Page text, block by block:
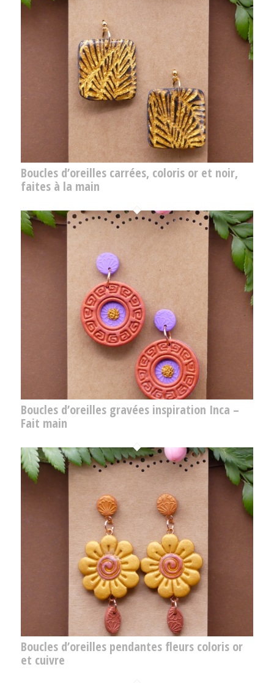
Boucles d’oreilles carrées, coloris or et noir,
faites à la main
Boucles d’oreilles gravées inspiration Inca –
Fait main
Boucles d’oreilles pendantes fleurs coloris or
et cuivre